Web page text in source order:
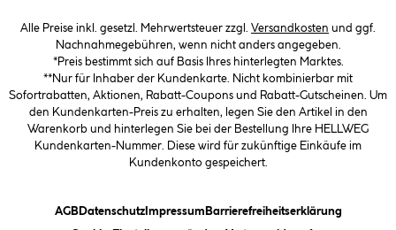
Alle Preise inkl. gesetzl. Mehrwertsteuer zzgl. Versandkosten und ggf.
Nachnahmegebühren, wenn nicht anders angegeben.
*Preis bestimmt sich auf Basis Ihres hinterlegten Marktes.
**Nur für Inhaber der Kundenkarte. Nicht kombinierbar mit
Sofortrabatten, Aktionen, Rabatt-Coupons und Rabatt-Gutscheinen. Um
den Kundenkarten-Preis zu erhalten, legen Sie den Artikel in den
Warenkorb und hinterlegen Sie bei der Bestellung Ihre HELLWEG
Kundenkarten-Nummer. Diese wird für zukünftige Einkäufe im
Kundenkonto gespeichert.
AGB(öffnet ein Dialogfeld)
Datenschutz(öffnet ein Dialogfeld)
Impressum(öffnet ein Dialogfeld)
Barrierefreiheitserklärung(öffnet